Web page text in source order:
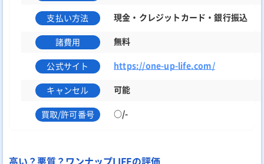
支払い方法 現金・クレジットカード・銀行振込
諸費用 無料
公式サイト https://one-up-life.com/
キャンセル 可能
買取/許可番号 ○/-
高い？悪質？ワンナップLIFEの評価